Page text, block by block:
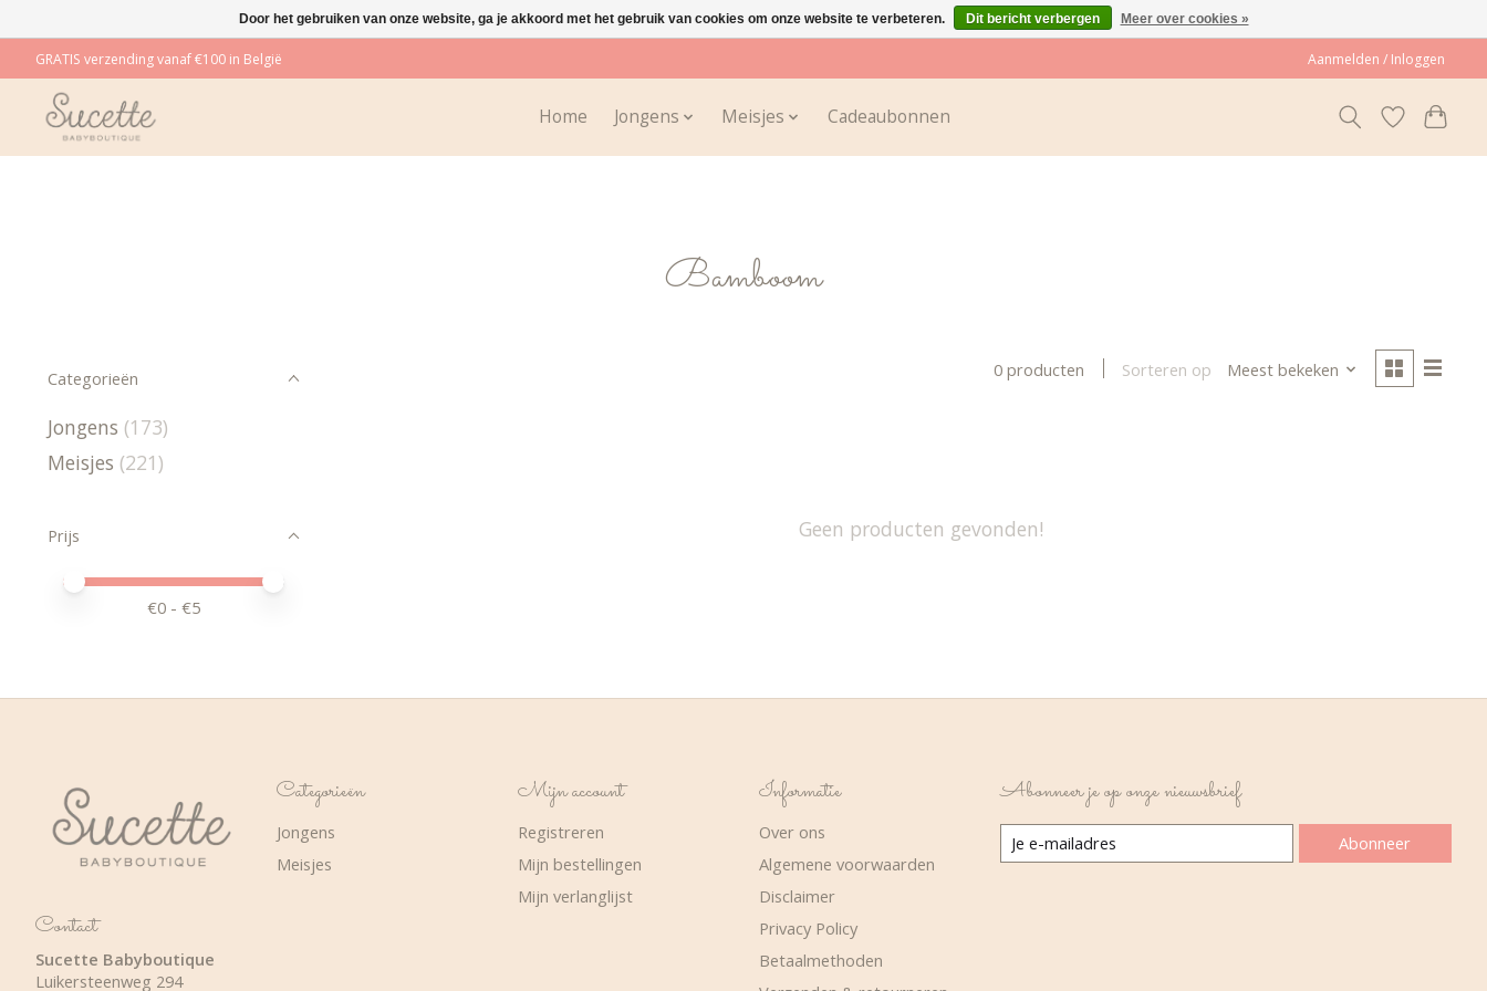
GRATIS verzending vanaf €100 in België Aanmelden / Inloggen
Home Jongens Meisjes Cadeaubonnen
Bamboom
Categorieën
Jongens (173)
Meisjes (221)
Prijs
Minimale prijswaarde
Price maximum value
€0 - €5
0 producten Sorteren op Meest bekeken
Geen producten gevonden!
Contact
Sucette Babyboutique
Luikersteenweg 294
Categorieën
Jongens
Meisjes
Mijn account
Registreren
Mijn bestellingen
Mijn verlanglijst
Informatie
Over ons
Algemene voorwaarden
Disclaimer
Privacy Policy
Betaalmethoden
Abonneer je op onze nieuwsbrief
Abonneer
Door het gebruiken van onze website, ga je akkoord met het gebruik van cookies om onze website te verbeteren. Dit bericht verbergen Meer over cookies »